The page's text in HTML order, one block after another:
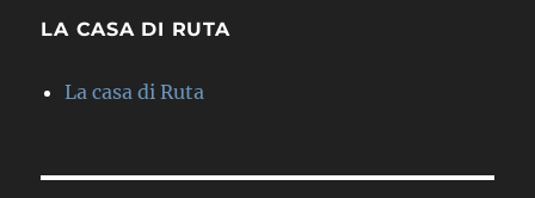
LA CASA DI RUTA
La casa di Ruta